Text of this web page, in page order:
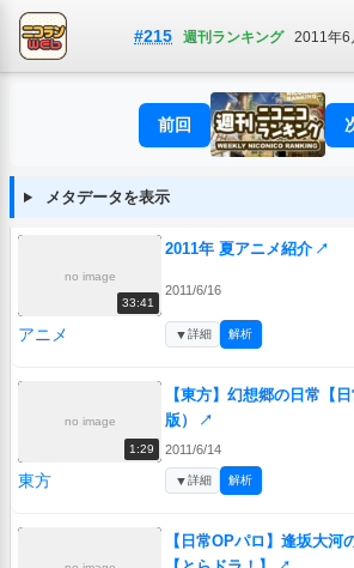
#215 週刊ランキング 2011年6
前回
メタデータを表示
no image
33:41
2011年 夏アニメ紹介 ↗
2011/6/16
アニメ ▼詳細 解析
no image
1:29
【東方】幻想郷の日常【
版）
↗
2011/6/14
東方 ▼詳細 解析
【日常OPパロ】逢坂大